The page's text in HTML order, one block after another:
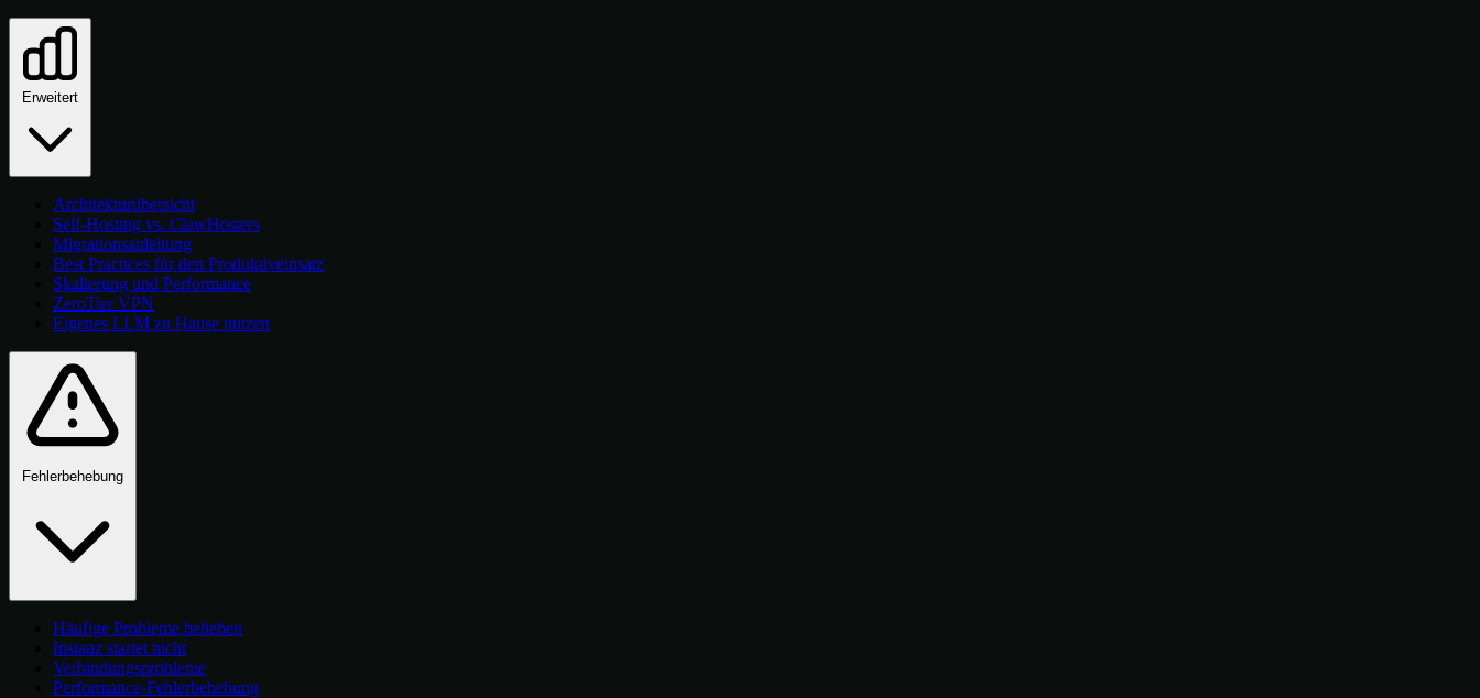
Erweitert
Architekturübersicht
Self-Hosting vs. ClawHosters
Migrationsanleitung
Best Practices für den Produktiveinsatz
Skalierung und Performance
ZeroTier VPN
Eigenes LLM zu Hause nutzen
Fehlerbehebung
Häufige Probleme beheben
Instanz startet nicht
Verbindungsprobleme
Performance-Fehlerbehebung